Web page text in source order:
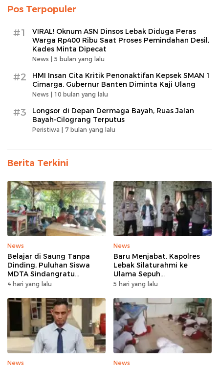
Pos Terpopuler
#1
VIRAL! Oknum ASN Dinsos Lebak Diduga Peras
Warga Rp400 Ribu Saat Proses Pemindahan Desil,
Kades Minta Dipecat
News | 5 bulan yang lalu
#2
HMI Insan Cita Kritik Penonaktifan Kepsek SMAN 1
Cimarga, Gubernur Banten Diminta Kaji Ulang
News | 10 bulan yang lalu
#3
Longsor di Depan Dermaga Bayah, Ruas Jalan
Bayah-Cilograng Terputus
Peristiwa | 7 bulan yang lalu
Berita Terkini
News
Belajar di Saung Tanpa
Dinding, Puluhan Siswa
MDTA Sindangratu
Panggarangan Bertahan
4 hari yang lalu
News
Baru Menjabat, Kapolres
Lebak Silaturahmi ke
Ulama Sepuh
Rangkasbitung
5 hari yang lalu
News News